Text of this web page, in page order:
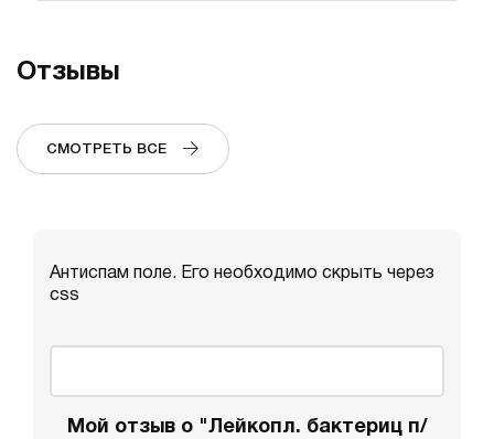
Отзывы
СМОТРЕТЬ ВСЕ
Антиспам поле. Его необходимо скрыть через
css
Мой отзыв о "Лейкопл. бактериц п/